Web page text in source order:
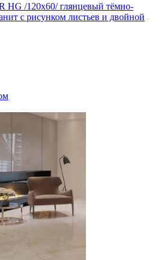
/120х60/ глянцевый тёмно-
с рисунком листьев и двойной